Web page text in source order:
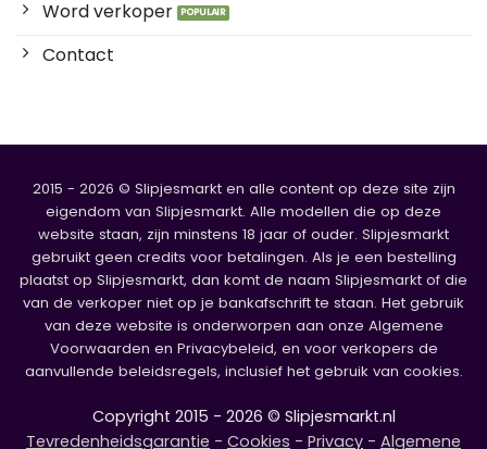
Word verkoper
Contact
2015 - 2026 © Slipjesmarkt en alle content op deze site zijn
eigendom van Slipjesmarkt. Alle modellen die op deze
website staan, zijn minstens 18 jaar of ouder. Slipjesmarkt
gebruikt geen credits voor betalingen. Als je een bestelling
plaatst op Slipjesmarkt, dan komt de naam Slipjesmarkt of die
van de verkoper niet op je bankafschrift te staan. Het gebruik
van deze website is onderworpen aan onze Algemene
Voorwaarden en Privacybeleid, en voor verkopers de
aanvullende beleidsregels, inclusief het gebruik van cookies.
Copyright 2015 - 2026 © Slipjesmarkt.nl
Tevredenheidsgarantie - Cookies - Privacy - Algemene